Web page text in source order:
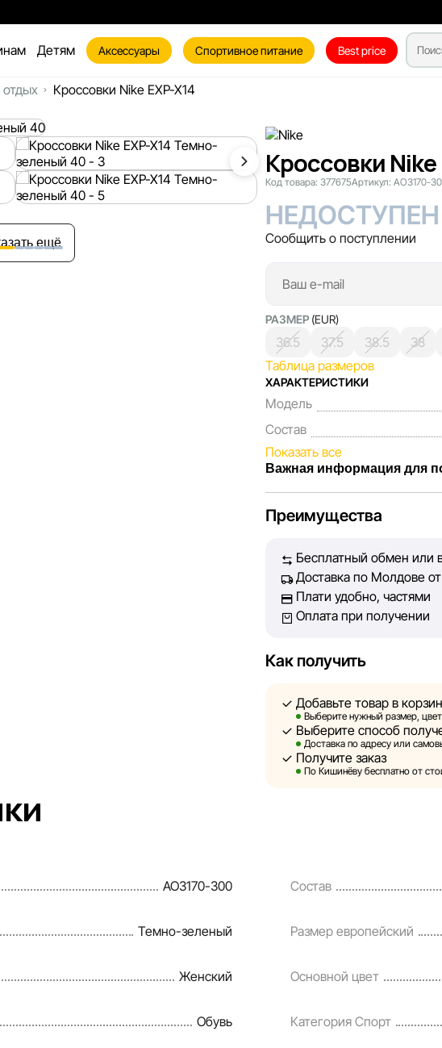
Детям Аксессуары Спортивное питание Best price
Кроссовки Nike EXP-X14
ещё
Кроссовки
Код товара: 377675Артикул: AO3170-
НЕДОСТУПЕН
Сообщить о поступлении
РАЗМЕР (EUR)
36.5 37.5 38.5 38
Таблица размеров
ХАРАКТЕРИСТИКИ
Модель
Состав
Показать все
Важная информация для
Каждый день мы работаем
Наша цель — обеспечить
принять лучшее решение о
Однако, несмотря на
технических ошибок или
быть размещены на нашем
Sportlandia оставляет за
предварительного
и потребительские
порядке и без
Наша команда регулярно
Преимущества
Бесплатный обмен или
Доставка по Молдове от
Плати удобно, частями
Оплата при получении
Как получить
Добавьте товар в
Выберите нужный размер,
Выберите способ
Доставка по адресу или
Получите заказ
По Кишинёву бесплатно от
AO3170-300 Состав
Темно-зеленый Размер европейский
Женский Основной цвет
Обувь Категория Спорт